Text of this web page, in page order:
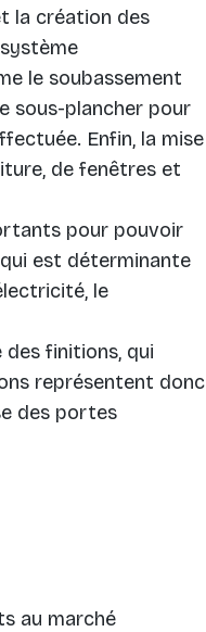
la création des
le soubassement
sous-plancher pour
Enfin, la mise
de fenêtres et
pour pouvoir
est déterminante
le
finitions, qui
représentent donc
des portes
au marché